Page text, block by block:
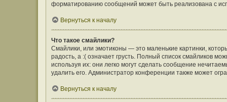
форматированию сообщений может быть реализована с
Вернуться к началу
Что такое смайлики?
Смайлики, или эмотиконы — это маленькие картинки,
радость, а :( означает грусть. Полный список смайликов
используя их: они легко могут сделать сообщение
удалить его. Администратор конференции также может
Вернуться к началу